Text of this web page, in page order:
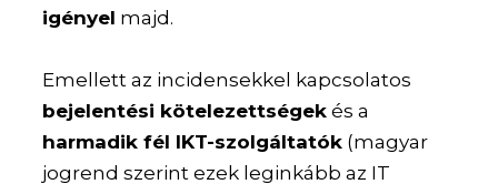
igényel majd.
Emellett az incidensekkel kapcsolatos
bejelentési kötelezettségek és a
harmadik fél IKT-szolgáltatók (magyar
jogrend szerint ezek leginkább az IT